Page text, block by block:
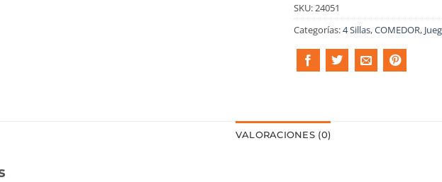
SKU: 24051
Categorías:4 Sillas,COMEDOR,
VALORACIONES (0)